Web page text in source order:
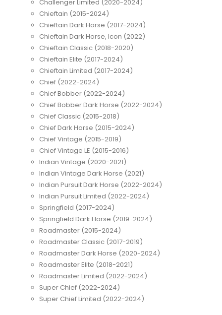
Challenger Limited (2020-2024)
Chieftain (2015-2024)
Chieftain Dark Horse (2017-2024)
Chieftain Dark Horse, Icon (2022)
Chieftain Classic (2018-2020)
Chieftain Elite (2017-2024)
Chieftain Limited (2017-2024)
Chief (2022-2024)
Chief Bobber (2022-2024)
Chief Bobber Dark Horse (2022-2024)
Chief Classic (2015-2018)
Chief Dark Horse (2015-2024)
Chief Vintage (2015-2019)
Chief Vintage LE (2015-2016)
Indian Vintage (2020-2021)
Indian Vintage Dark Horse (2021)
Indian Pursuit Dark Horse (2022-2024)
Indian Pursuit Limited (2022-2024)
Springfield (2017-2024)
Springfield Dark Horse (2019-2024)
Roadmaster (2015-2024)
Roadmaster Classic (2017-2019)
Roadmaster Dark Horse (2020-2024)
Roadmaster Elite (2018-2021)
Roadmaster Limited (2022-2024)
Super Chief (2022-2024)
Super Chief Limited (2022-2024)